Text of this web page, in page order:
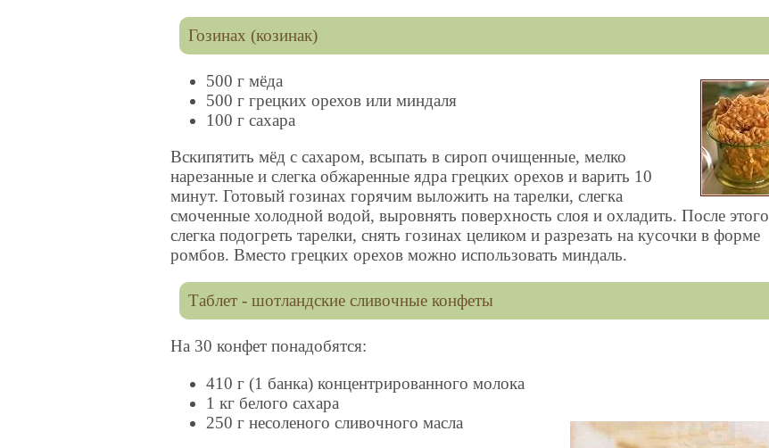
Гозинах (козинак)
500 г мёда
500 г грецких орехов или миндаля
100 г сахара
Вскипятить мёд с сахаром, всыпать в сироп очищенные, мелко
нарезанные и слегка обжаренные ядра грецких орехов и варить 10
минут. Готовый гозинах горячим выложить на тарелки, слегка
смоченные холодной водой, выровнять поверхность слоя и охладить. После этого
слегка подогреть тарелки, снять гозинах целиком и разрезать на кусочки в форме
ромбов. Вместо грецких орехов можно использовать миндаль.
Таблет - шотландские сливочные конфеты
На 30 конфет понадобятся:
410 г (1 банка) концентрированного молока
1 кг белого сахара
250 г несоленого сливочного масла